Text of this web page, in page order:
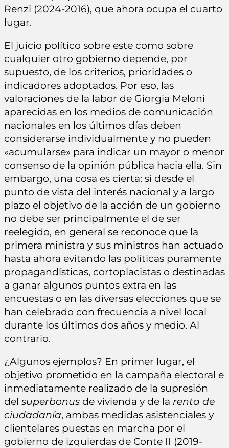
Renzi (2024-2016), que ahora ocupa el cuarto
lugar.
El juicio político sobre este como sobre
cualquier otro gobierno depende, por
supuesto, de los criterios, prioridades o
indicadores adoptados. Por eso, las
valoraciones de la labor de Giorgia Meloni
aparecidas en los medios de comunicación
nacionales en los últimos días deben
considerarse individualmente y no pueden
«acumularse» para indicar un mayor o menor
consenso de la opinión pública hacia ella. Sin
embargo, una cosa es cierta: si desde el
punto de vista del interés nacional y a largo
plazo el objetivo de la acción de un gobierno
no debe ser principalmente el de ser
reelegido, en general se reconoce que la
primera ministra y sus ministros han actuado
hasta ahora evitando las políticas puramente
propagandísticas, cortoplacistas o destinadas
a ganar algunos puntos extra en las
encuestas o en las diversas elecciones que se
han celebrado con frecuencia a nivel local
durante los últimos dos años y medio. Al
contrario.
¿Algunos ejemplos? En primer lugar, el
objetivo prometido en la campaña electoral e
inmediatamente realizado de la supresión
del superbonus de vivienda y de la renta de
ciudadanía, ambas medidas asistenciales y
clientelares puestas en marcha por el
gobierno de izquierdas de Conte II (2019-